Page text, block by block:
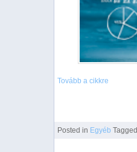
Tovább a cikkre
Posted in Egyéb Tagged